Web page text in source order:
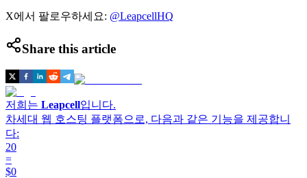
X에서 팔로우하세요: @LeapcellHQ
Share this article
저희는 Leapcell입니다.
차세대 웹 호스팅 플랫폼으로, 다음과 같은 기능을 제공합니
다:
20
=
$0